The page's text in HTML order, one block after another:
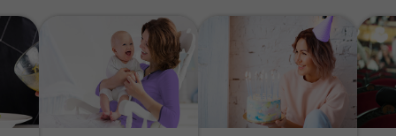
* ניתן למימוש ב
א-ד בלבד
* ניתן לממש הטבה פעם אחת בלבד
* טיב השירותים הינם באחריות האתר בלבד
* ללא כפל מבצעים